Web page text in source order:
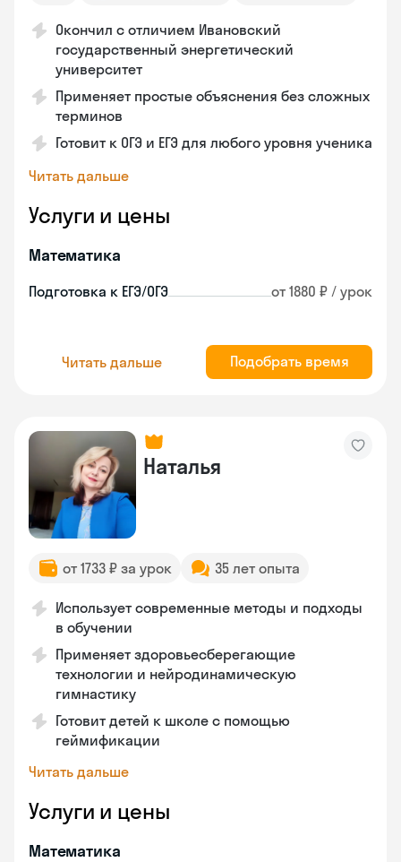
Окончил с отличием Ивановский
государственный энергетический
университет
Применяет простые объяснения без сложных
терминов
Готовит к ОГЭ и ЕГЭ для любого уровня ученика
Читать дальше
Услуги и цены
Математика
Подготовка к ЕГЭ/ОГЭ от 1880 ₽ / урок
Читать дальше Подобрать время
Наталья
от 1733 ₽ за урок 35 лет опыта
Использует современные методы и подходы
в обучении
Применяет здоровьесберегающие
технологии и нейродинамическую
гимнастику
Готовит детей к школе с помощью
геймификации
Читать дальше
Услуги и цены
Математика